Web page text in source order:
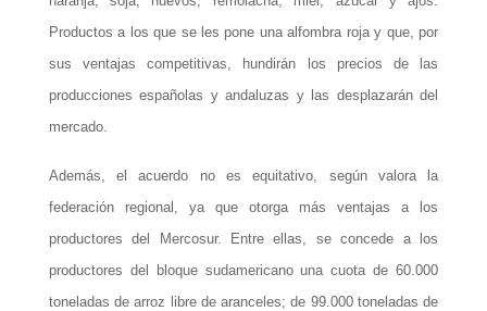
Productos a los que se les pone una alfombra roja y que, por
sus ventajas competitivas, hundirán los precios de las
producciones españolas y andaluzas y las desplazarán del
mercado.
Además, el acuerdo no es equitativo, según valora la
federación regional, ya que otorga más ventajas a los
productores del Mercosur. Entre ellas, se concede a los
productores del bloque sudamericano una cuota de 60.000
toneladas de arroz libre de aranceles; de 99.000 toneladas de